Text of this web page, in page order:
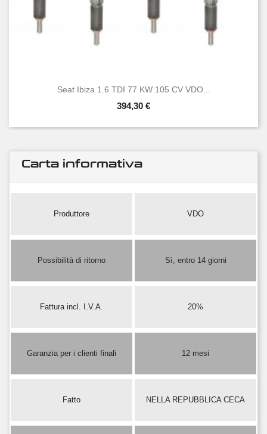
Seat Ibiza 1.6 TDI 77 KW 105 CV VDO...
394,30 €
Carta informativa
Produttore VDO
Possibilità di ritorno Sì, entro 14 giorni
Fattura incl. I.V.A. 20%
Garanzia per i clienti finali 12 mesi
Fatto NELLA REPUBBLICA CECA